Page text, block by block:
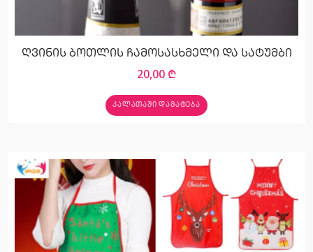
ღვინის ბოთლის ჩამოსასხმელი და სატუმბი
20,00 ₾
ᲙᲐᲚᲐᲗᲐᲨᲘ ᲓᲐᲛᲐᲢᲔᲑᲐ